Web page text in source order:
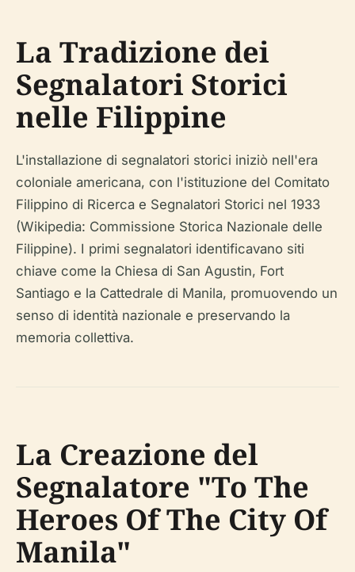
La Tradizione dei
Segnalatori Storici
nelle Filippine
L'installazione di segnalatori storici iniziò nell'era
coloniale americana, con l'istituzione del Comitato
Filippino di Ricerca e Segnalatori Storici nel 1933
(Wikipedia: Commissione Storica Nazionale delle
Filippine). I primi segnalatori identificavano siti
chiave come la Chiesa di San Agustin, Fort
Santiago e la Cattedrale di Manila, promuovendo un
senso di identità nazionale e preservando la
memoria collettiva.
La Creazione del
Segnalatore "To The
Heroes Of The City Of
Manila"